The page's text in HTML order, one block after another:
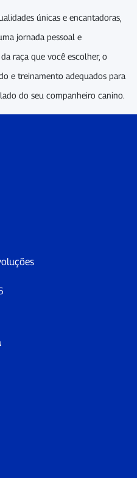
únicas e encantadoras,
jornada pessoal e
raça que você escolher, o
e treinamento adequados para
do seu companheiro canino.